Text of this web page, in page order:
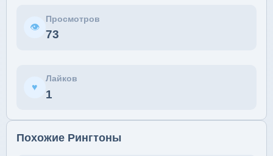
👁
Просмотров
73
♥
Лайков
1
Похожие Рингтоны